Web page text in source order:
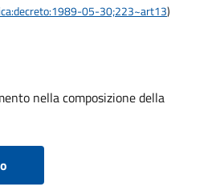
05-30;223~art13)
nella composizione della